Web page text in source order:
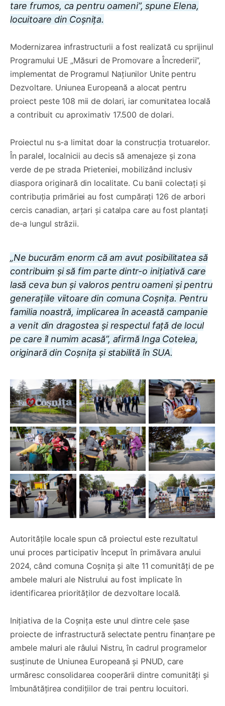
tare frumos, ca pentru oameni”, spune Elena,
locuitoare din Coșnița.
Modernizarea infrastructurii a fost realizată cu sprijinul
Programului UE „Măsuri de Promovare a Încrederii”,
implementat de Programul Națiunilor Unite pentru
Dezvoltare. Uniunea Europeană a alocat pentru
proiect peste 108 mii de dolari, iar comunitatea locală
a contribuit cu aproximativ 17.500 de dolari.
Proiectul nu s-a limitat doar la construcția trotuarelor.
În paralel, localnicii au decis să amenajeze și zona
verde de pe strada Prieteniei, mobilizând inclusiv
diaspora originară din localitate. Cu banii colectați și
contribuția primăriei au fost cumpărați 126 de arbori
cercis canadian, arțari și catalpa care au fost plantați
de-a lungul străzii.
„Ne bucurăm enorm că am avut posibilitatea să
contribuim și să fim parte dintr-o inițiativă care
lasă ceva bun și valoros pentru oameni și pentru
generațiile viitoare din comuna Coșnița. Pentru
familia noastră, implicarea în această campanie
a venit din dragostea și respectul față de locul
pe care îl numim acasă”, afirmă Inga Cotelea,
originară din Coșnița și stabilită în SUA.
Autoritățile locale spun că proiectul este rezultatul
unui proces participativ început în primăvara anului
2024, când comuna Coșnița și alte 11 comunități de pe
ambele maluri ale Nistrului au fost implicate în
identificarea priorităților de dezvoltare locală.
Inițiativa de la Coșnița este unul dintre cele șase
proiecte de infrastructură selectate pentru finanțare pe
ambele maluri ale râului Nistru, în cadrul programelor
susținute de Uniunea Europeană și PNUD, care
urmăresc consolidarea cooperării dintre comunități și
îmbunătățirea condițiilor de trai pentru locuitori.